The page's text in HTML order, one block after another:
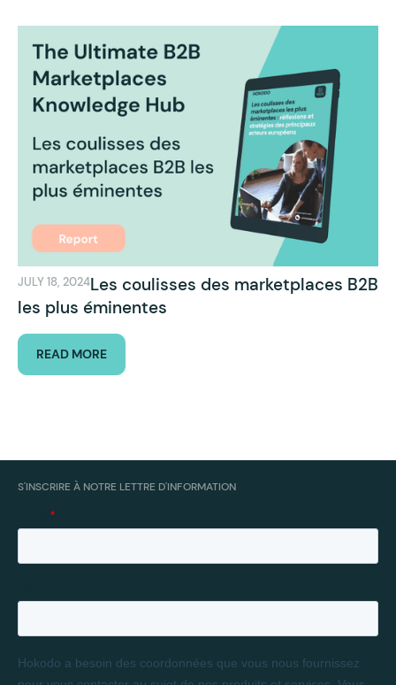
JULY 18, 2024Les coulisses des marketplaces B2B
les plus éminentes
READ MORE
S'INSCRIRE À NOTRE LETTRE D'INFORMATION